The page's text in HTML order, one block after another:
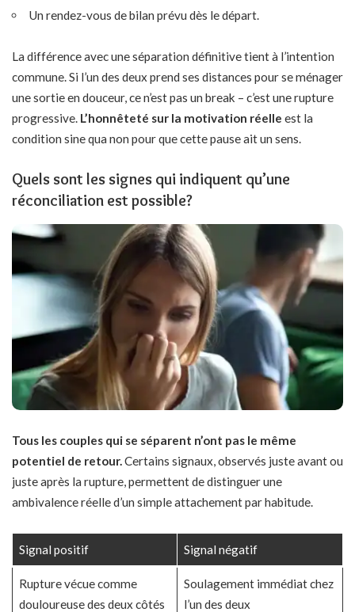
Un rendez-vous de bilan prévu dès le départ.
La différence avec une séparation définitive tient à l’intention
commune. Si l’un des deux prend ses distances pour se ménager
une sortie en douceur, ce n’est pas un break – c’est une rupture
progressive. L’honnêteté sur la motivation réelle est la
condition sine qua non pour que cette pause ait un sens.
Quels sont les signes qui indiquent qu’une
réconciliation est possible?
Tous les couples qui se séparent n’ont pas le même
potentiel de retour.Certains signaux, observés juste avant ou
juste après la rupture, permettent de distinguer une
ambivalence réelle d’un simple attachement par habitude.
Signal positif Signal négatif
Rupture vécue comme
douloureuse des deux côtés
Soulagement immédiat chez
l’un des deux